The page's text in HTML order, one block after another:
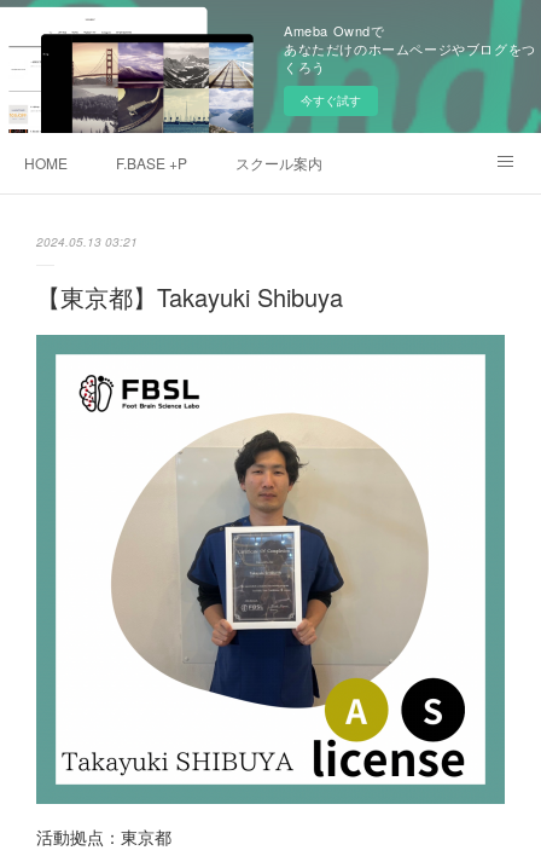
Ameba Owndで
あなただけのホームページやブログをつ
くろう
今すぐ試す
HOME F.BASE +P スクール案内
2024.05.13 03:21
【東京都】Takayuki Shibuya
活動拠点：東京都